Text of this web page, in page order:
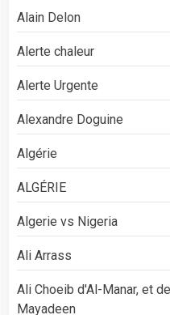
Alain Delon
Alerte chaleur
Alerte Urgente
Alexandre Doguine
Algérie
ALGÉRIE
Algerie vs Nigeria
Ali Arrass
Ali Choeib d'Al-Manar, et
Mayadeen